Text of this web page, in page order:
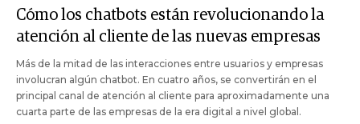
Cómo los chatbots están revolucionando la
atención al cliente de las nuevas empresas
Más de la mitad de las interacciones entre usuarios y empresas
involucran algún chatbot. En cuatro años, se convertirán en el
principal canal de atención al cliente para aproximadamente una
cuarta parte de las empresas de la era digital a nivel global.